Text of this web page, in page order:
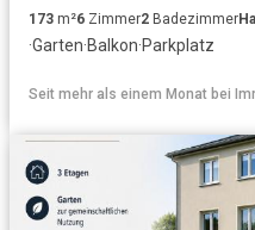
173 m²6 Zimmer2 Badezimmer
·Garten·Balkon·Parkplatz
Seit mehr als einem Monat bei